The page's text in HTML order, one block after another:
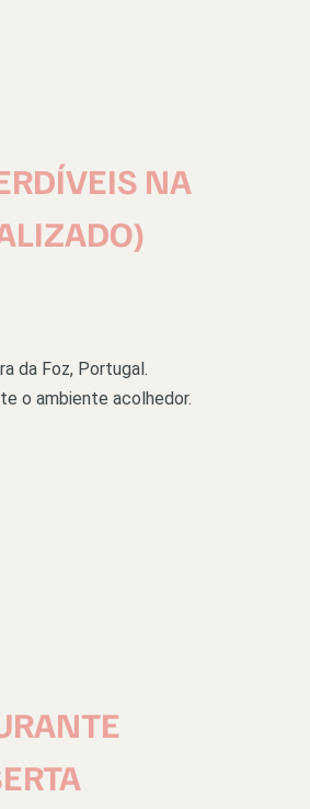
NA
da Foz, Portugal.
o ambiente acolhedor.